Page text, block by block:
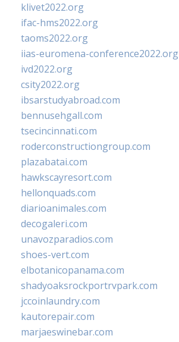
klivet2022.org
ifac-hms2022.org
taoms2022.org
iias-euromena-conference2022.org
ivd2022.org
csity2022.org
ibsarstudyabroad.com
bennusehgall.com
tsecincinnati.com
roderconstructiongroup.com
plazabatai.com
hawkscayresort.com
hellonquads.com
diarioanimales.com
decogaleri.com
unavozparadios.com
shoes-vert.com
elbotanicopanama.com
shadyoaksrockportrvpark.com
jccoinlaundry.com
kautorepair.com
marjaeswinebar.com